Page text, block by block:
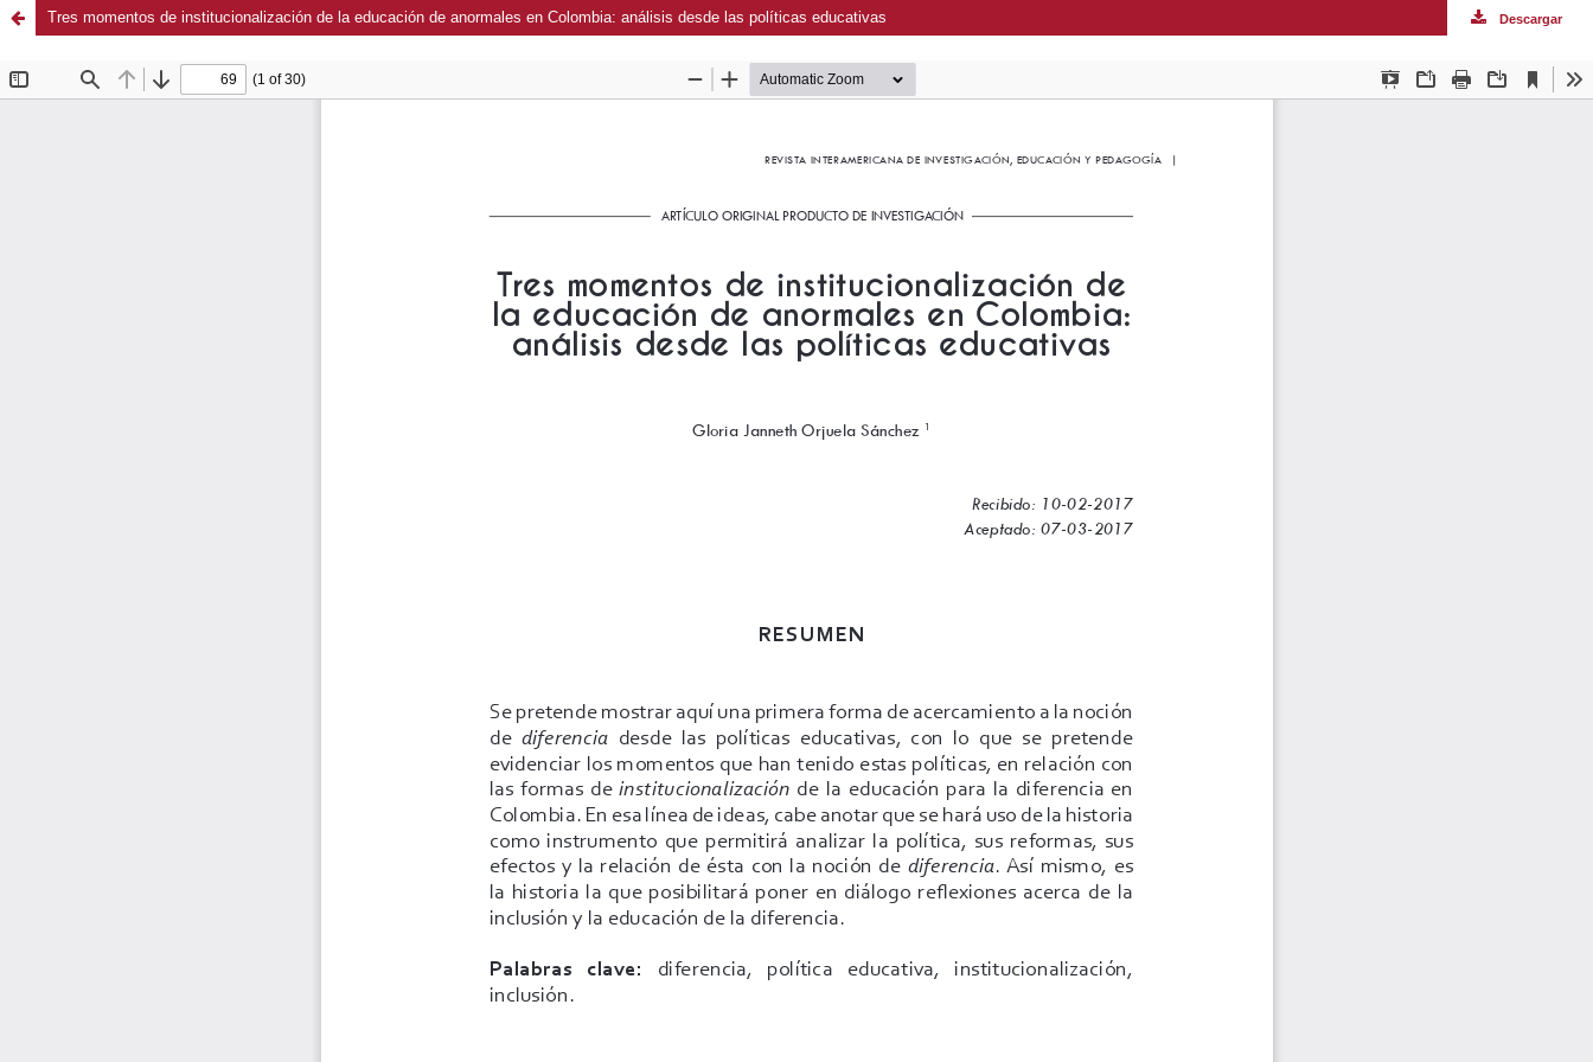
Tres momentos de institucionalización de la educación de anormales en Colombia: análisis desde las políticas educativas Descargar